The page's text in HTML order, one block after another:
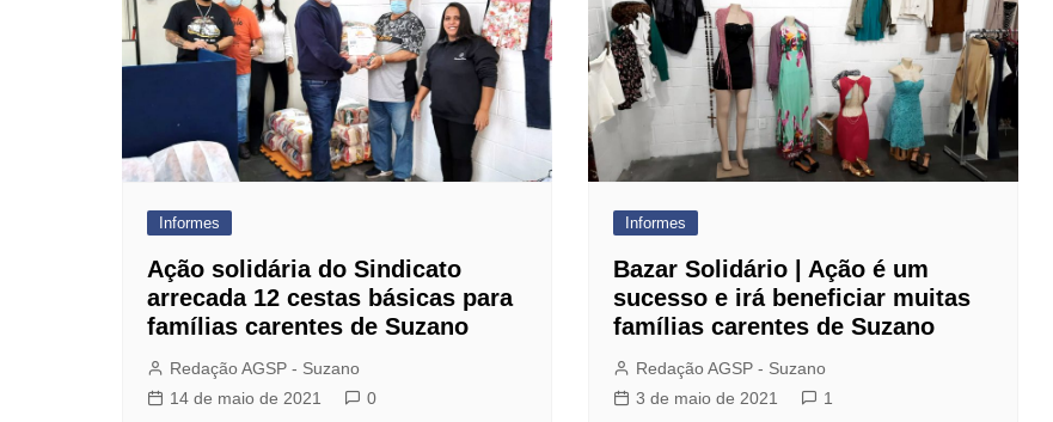
Dentista do Sindicato
Farmácia de Manipulação
GBOEX – Previdência e
Seguros
Instituto Catch
Jurídico
Mafisa Turismo
Mogidonto
New Saúde Leader
Óticas Carol
Informes
Ação solidária do Sindicato
arrecada 12 cestas básicas para
famílias carentes de Suzano
Redação AGSP - Suzano
14 de maio de 2021
0
Informes
Bazar Solidário | Ação é um
sucesso e irá beneficiar muitas
famílias carentes de Suzano
Redação AGSP - Suzano
3 de maio de 2021
1